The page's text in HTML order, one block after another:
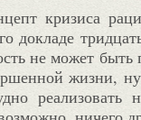
кризиса
докладе
не может
жизни,